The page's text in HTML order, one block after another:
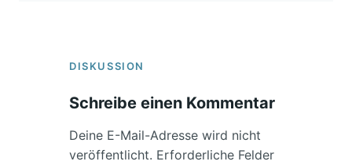
DISKUSSION
Schreibe einen Kommentar
Deine E-Mail-Adresse wird nicht
veröffentlicht. Erforderliche Felder